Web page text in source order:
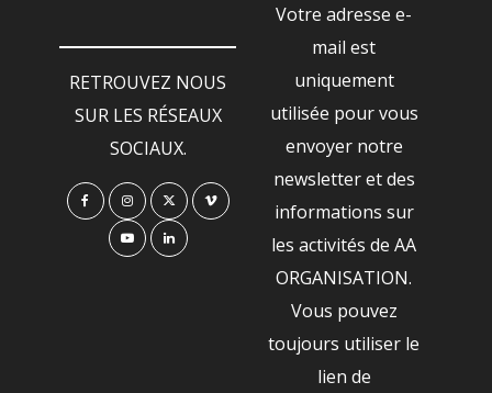
RETROUVEZ NOUS
SUR LES RÉSEAUX
SOCIAUX.
Votre adresse e-
mail est
uniquement
utilisée pour vous
envoyer notre
newsletter et des
informations sur
les activités de AA
ORGANISATION.
Vous pouvez
toujours utiliser le
lien de